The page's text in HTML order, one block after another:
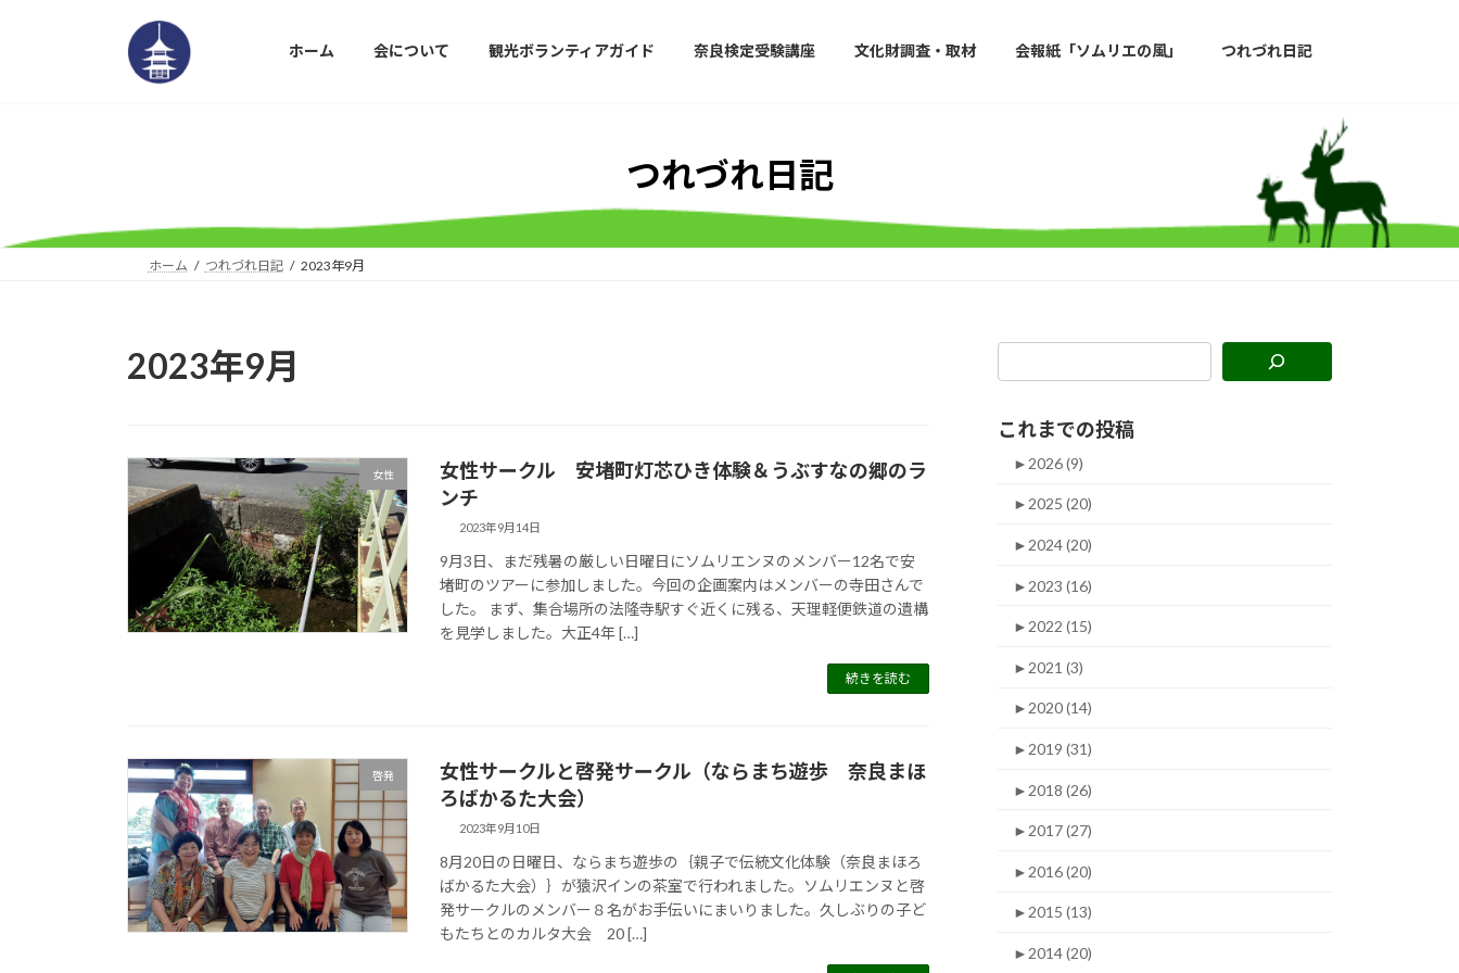
プ
動
ホーム 会について 観光ボランティアガイド 奈良検定受験講座 文化財調査・取材 会報紙「ソムリエの風」 つれづれ日記
つれづれ日記
ホーム つれづれ日記 2023年9月
2023年9月
女性
女性サークル 安堵町灯芯ひき体験＆うぶすなの郷のラ
ンチ
2023年9月14日
9月3日、まだ残暑の厳しい日曜日にソムリエンヌのメンバー12名で安
堵町のツアーに参加しました。今回の企画案内はメンバーの寺田さんで
した。 まず、集合場所の法隆寺駅すぐ近くに残る、天理軽便鉄道の遺構
を見学しました。大正4年 […]
続きを読む
啓発
女性サークルと啓発サークル（ならまち遊歩 奈良まほ
ろばかるた大会）
2023年9月10日
8月20日の日曜日、ならまち遊歩の｛親子で伝統文化体験（奈良まほろ
ばかるた大会）｝が猿沢インの茶室で行われました。ソムリエンヌと啓
発サークルのメンバー８名がお手伝いにまいりました。久しぶりの子ど
もたちとのカルタ大会 20 […]
これまでの投稿
► 2026 (9)
► 2025 (20)
► 2024 (20)
► 2023 (16)
► 2022 (15)
► 2021 (3)
► 2020 (14)
► 2019 (31)
► 2018 (26)
► 2017 (27)
► 2016 (20)
► 2015 (13)
► 2014 (20)